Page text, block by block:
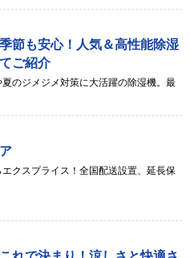
節も安心！人気＆高性能除湿
ご紹介
のジメジメ対策に大活躍の除湿機。最
クスプライス！全国配送設置、延長保